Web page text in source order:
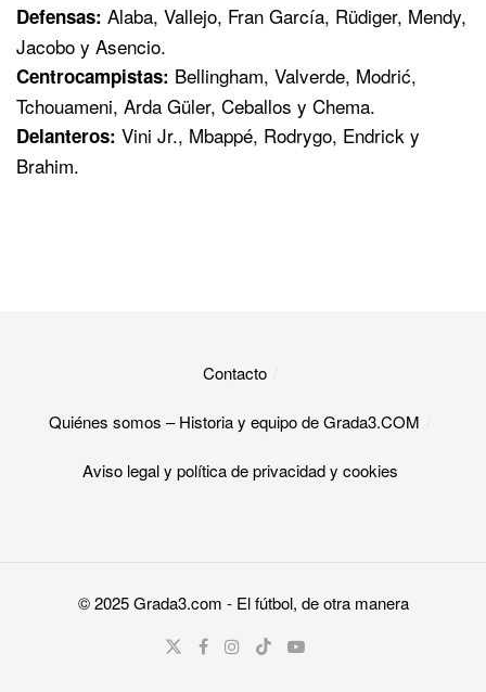
Defensas: Alaba, Vallejo, Fran García, Rüdiger, Mendy,
Jacobo y Asencio.
Centrocampistas: Bellingham, Valverde, Modrić,
Tchouameni, Arda Güler, Ceballos y Chema.
Delanteros: Vini Jr., Mbappé, Rodrygo, Endrick y
Brahim.
Contacto
Quiénes somos – Historia y equipo de Grada3.COM
Aviso legal y política de privacidad y cookies​
© 2025Grada3.com - El fútbol, de otra manera